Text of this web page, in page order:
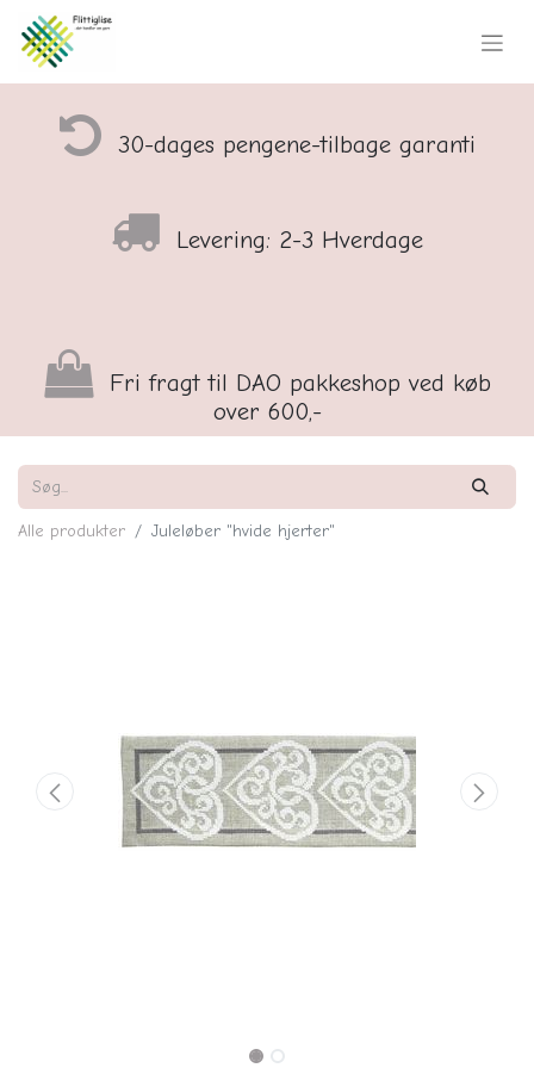
30-dages pengene-tilbage garanti
Levering: 2-3 Hverdage
Fri fragt til DAO pakkeshop ved køb
over 600,-
Alle produkter Juleløber "hvide hjerter"